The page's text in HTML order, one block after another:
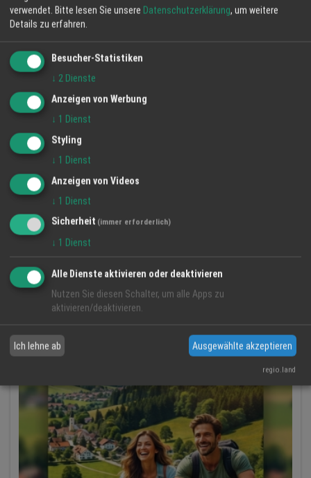
verwendet. Bitte lesen Sie unsere Datenschutzerklärung, um weitere
Details zu erfahren.
Besucher-Statistiken
↓ 2 Dienste
Anzeigen von Werbung
↓ 1 Dienst
Styling
↓ 1 Dienst
Anzeigen von Videos
↓ 1 Dienst
Sicherheit (immer erforderlich)
↓ 1 Dienst
Alle Dienste aktivieren oder deaktivieren
Nutzen Sie diesen Schalter, um alle Apps zu
aktivieren/deaktivieren.
Ich lehne ab Ausgewählte akzeptieren
regio.land